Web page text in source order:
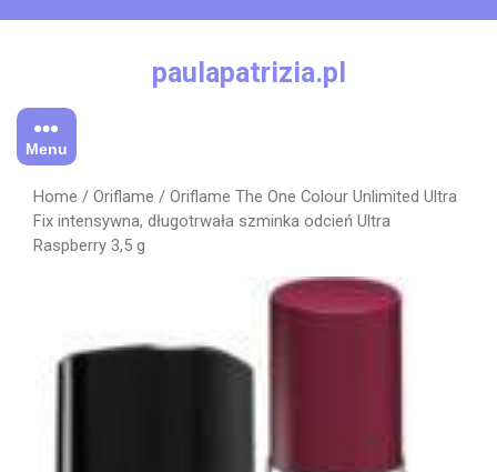
paulapatrizia.pl
Menu
Home / Oriflame / Oriflame The One Colour Unlimited Ultra
Fix intensywna, długotrwała szminka odcień Ultra
Raspberry 3,5 g